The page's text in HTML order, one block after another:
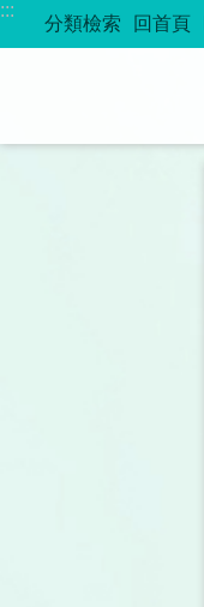
跳到主要內容區塊
:::
分類檢索 回首頁